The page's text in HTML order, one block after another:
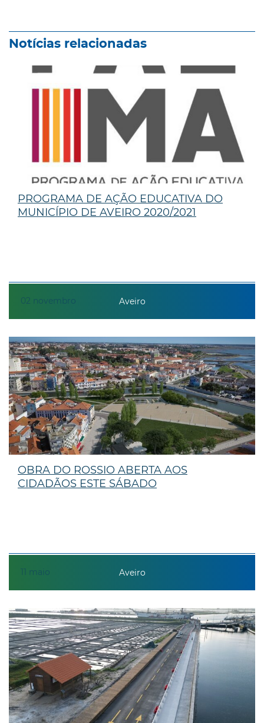
Notícias relacionadas
02 novembro
PROGRAMA DE AÇÃO EDUCATIVA DO
MUNICÍPIO DE AVEIRO 2020/2021
Aveiro
11 maio
OBRA DO ROSSIO ABERTA AOS
CIDADÃOS ESTE SÁBADO
Aveiro